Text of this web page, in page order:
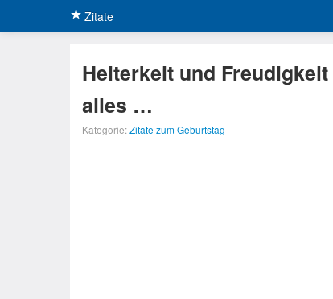
Zitate
Heiterkeit und
alles …
Kategorie:Zitate zum Geburtstag